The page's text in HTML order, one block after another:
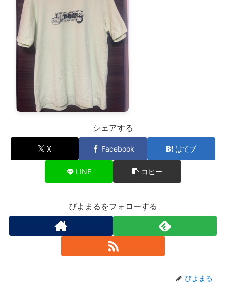
シェアする
X Facebook はてブ
LINE コピー
ぴよまるをフォローする
ぴよまる